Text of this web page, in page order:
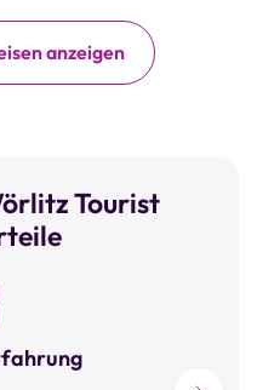
anzeigen
Tourist